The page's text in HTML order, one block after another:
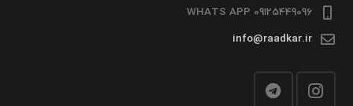
09125449096 WHATS APP
info@raadkar.ir